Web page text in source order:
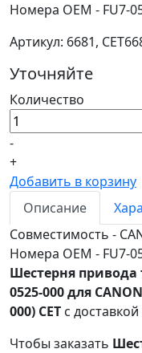
Номера ОЕМ - FU7-
Артикул: 6681,
Уточняйте
Количество
-
+
Добавить в корзину
Описание
Совместимость -
Номера ОЕМ - FU7-
Шестерня привода
0525-000 для
000) CET с
Чтобы заказать